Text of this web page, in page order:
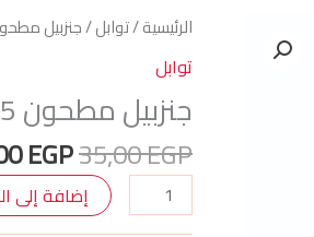
الرئيسية/توابل/ جنزبيل مطحون 75
توابل
جنزبيل مطحون 75 جرام
35,00EGP
السعر
الأصلي
35,00 EGP.
EGP
كمية
جنزبيل
مطحون
75
جرام
إضافة إلى